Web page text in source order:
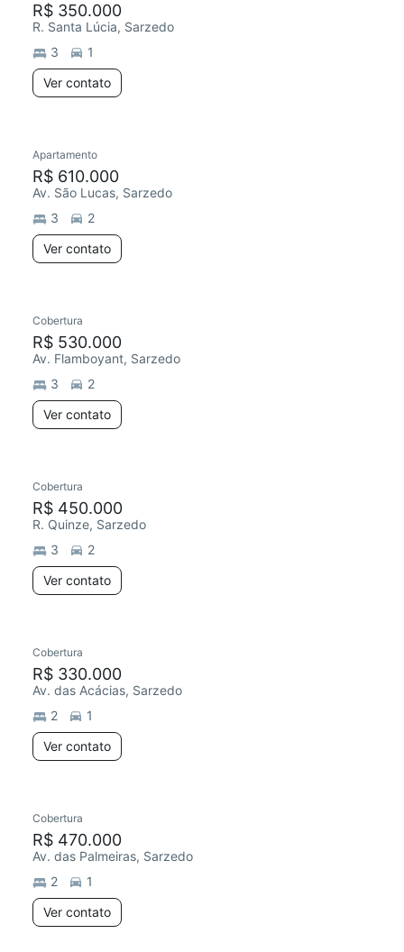
R$ 350.000
R. Santa Lúcia, Sarzedo
3
1
Ver contato
Apartamento
R$ 610.000
Av. São Lucas, Sarzedo
3
2
Ver contato
Cobertura
R$ 530.000
Av. Flamboyant, Sarzedo
3
2
Ver contato
Cobertura
R$ 450.000
R. Quinze, Sarzedo
3
2
Ver contato
Cobertura
R$ 330.000
Av. das Acácias, Sarzedo
2
1
Ver contato
Cobertura
R$ 470.000
Av. das Palmeiras, Sarzedo
2
1
Ver contato